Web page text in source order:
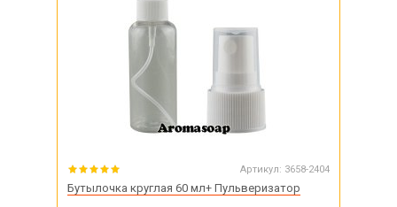
Артикул: 3658-2404
Бутылочка круглая 60 мл+ Пульверизатор